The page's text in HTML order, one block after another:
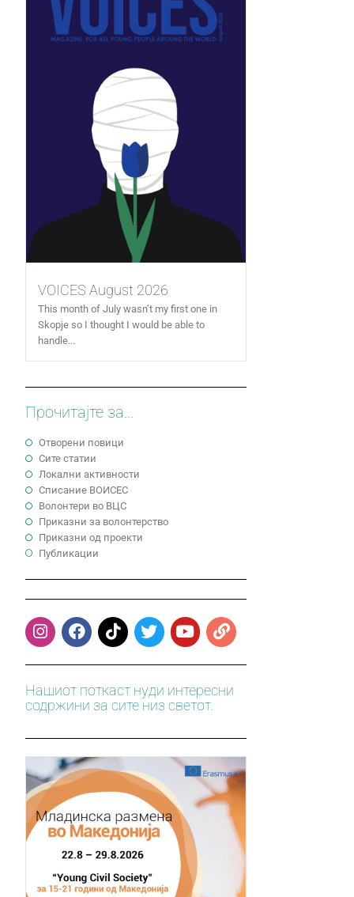
VOICES August 2026
This month of July wasn’t my first one in
Skopje so I thought I would be able to
handle...
Прочитајте за...
Отворени повици
Сите статии
Локални активности
Cписание ВОИСЕС
Волонтери во ВЦС
Приказни за волонтерство
Приказни од проекти
Публикации
Нашиот поткаст нуди интересни
содржини за сите низ светот.